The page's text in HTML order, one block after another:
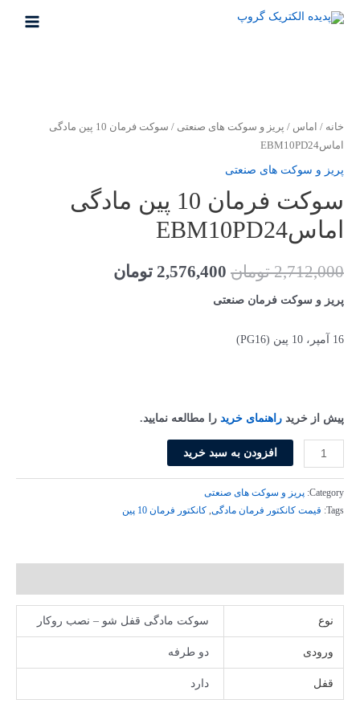
پرش
خانه / اماس / پریز و سوکت های صنعتی
/ سوکت فرمان 10 پین مادگی
اماسEBM10PD24
پریز و سوکت های صنعتی
سوکت فرمان 10 پین مادگی
اماسEBM10PD24
2,712,000 تومان قیمت
اصلی
2,576,400 تومان
پریز و سوکت فرمان صنعتی
16 آمپر، 10 پین (PG16)
پیش از خرید راهنمای خرید را مطالعه نمایید.
سوکت
فرمان
10
پین
افزودن به سبد خرید
Category: پریز و سوکت های صنعتی
Tags: قیمت کانکتور فرمان مادگی, کانکتور فرمان 10 پین
نوع سوکت مادگی قفل شو – نصب روکار
ورودی دو طرفه
قفل دارد